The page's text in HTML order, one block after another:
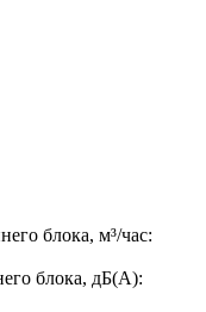
блока, м³/час:
блока, дБ(А):